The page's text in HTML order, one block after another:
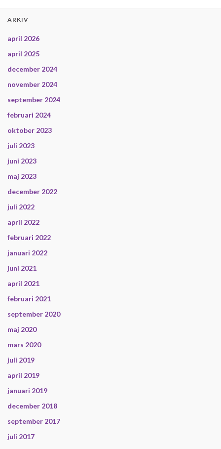
ARKIV
april 2026
april 2025
december 2024
november 2024
september 2024
februari 2024
oktober 2023
juli 2023
juni 2023
maj 2023
december 2022
juli 2022
april 2022
februari 2022
januari 2022
juni 2021
april 2021
februari 2021
september 2020
maj 2020
mars 2020
juli 2019
april 2019
januari 2019
december 2018
september 2017
juli 2017